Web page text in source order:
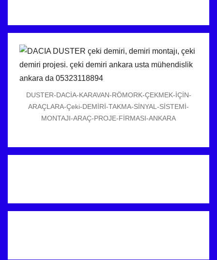
DUSTER-DACİA-KARAVAN-RÖMORK-ÇEKMEK-İÇİN-
ARAÇLARA-Çeki-DEMİRİ-TAKMA-SİNYAL-SİSTEMİ-
MONTAJI-ARAÇ-PROJE-FİRMASI-ANKARA